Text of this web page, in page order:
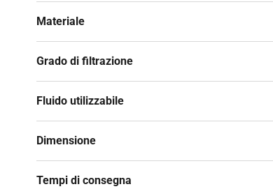
Materiale
Grado di filtrazione
Fluido utilizzabile
Dimensione
Tempi di consegna